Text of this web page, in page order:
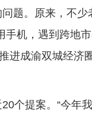
题。原来，不
机，遇到跨地
进成渝双城经济
个提案。“今年